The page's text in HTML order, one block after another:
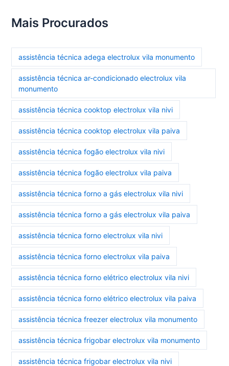
Mais Procurados
assistência técnica adega electrolux vila monumento
assistência técnica ar-condicionado electrolux vila
monumento
assistência técnica cooktop electrolux vila nivi
assistência técnica cooktop electrolux vila paiva
assistência técnica fogão electrolux vila nivi
assistência técnica fogão electrolux vila paiva
assistência técnica forno a gás electrolux vila nivi
assistência técnica forno a gás electrolux vila paiva
assistência técnica forno electrolux vila nivi
assistência técnica forno electrolux vila paiva
assistência técnica forno elétrico electrolux vila nivi
assistência técnica forno elétrico electrolux vila paiva
assistência técnica freezer electrolux vila monumento
assistência técnica frigobar electrolux vila monumento
assistência técnica frigobar electrolux vila nivi